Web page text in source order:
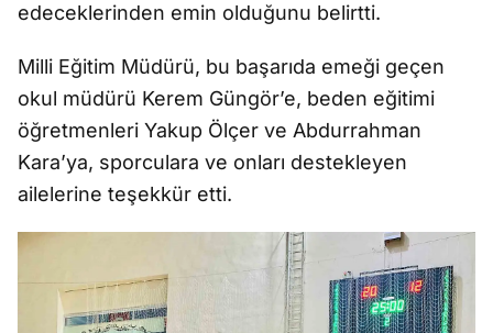
edeceklerinden emin olduğunu belirtti.
Milli Eğitim Müdürü, bu başarıda emeği geçen
okul müdürü Kerem Güngör’e, beden eğitimi
öğretmenleri Yakup Ölçer ve Abdurrahman
Kara’ya, sporculara ve onları destekleyen
ailelerine teşekkür etti.